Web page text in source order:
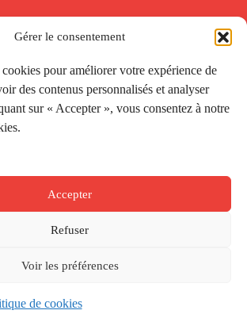
Gérer le consentement
pour améliorer votre expérience de
des contenus personnalisés et analyser
sur « Accepter », vous consentez à notre
Accepter
Refuser
Voir les préférences
de cookies
de vente
Côté Courrier